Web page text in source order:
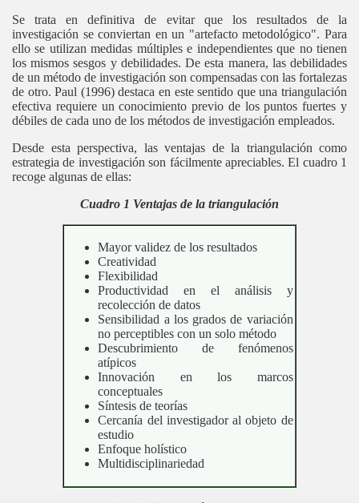
Se trata en definitiva de evitar que los resultados de la
investigación se conviertan en un "artefacto metodológico". Para
ello se utilizan medidas múltiples e independientes que no tienen
los mismos sesgos y debilidades. De esta manera, las debilidades
de un método de investigación son compensadas con las fortalezas
de otro. Paul (1996) destaca en este sentido que una triangulación
efectiva requiere un conocimiento previo de los puntos fuertes y
débiles de cada uno de los métodos de investigación empleados.
Desde esta perspectiva, las ventajas de la triangulación como
estrategia de investigación son fácilmente apreciables. El cuadro 1
recoge algunas de ellas:
Cuadro 1 Ventajas de la triangulación
Mayor validez de los resultados
Creatividad
Flexibilidad
Productividad en el análisis y
recolección de datos
Sensibilidad a los grados de variación
no perceptibles con un solo método
Descubrimiento de fenómenos
atípicos
Innovación en los marcos
conceptuales
Síntesis de teorías
Cercanía del investigador al objeto de
estudio
Enfoque holístico
Multidisciplinariedad